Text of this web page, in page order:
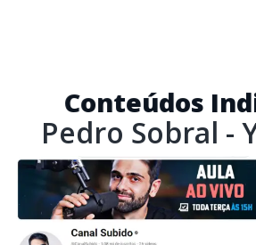
Conteúdos
Pedro Sobral -